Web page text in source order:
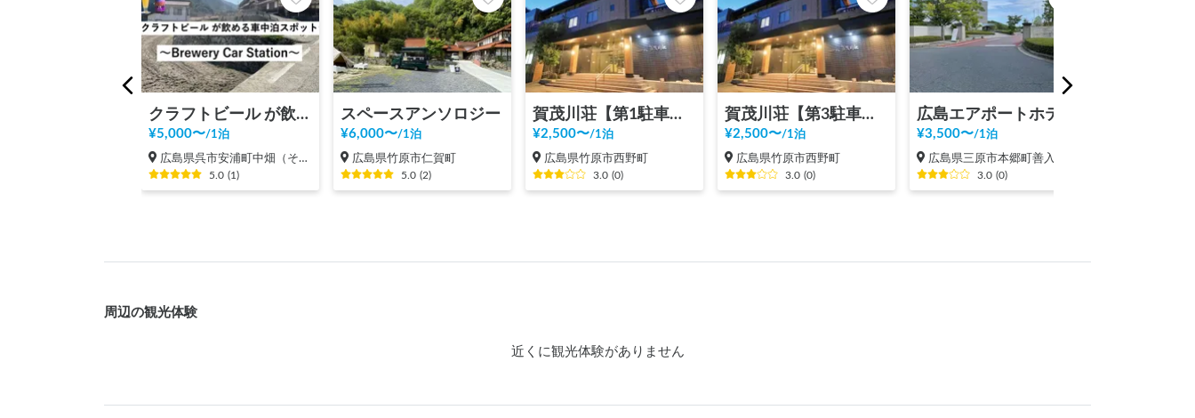
クラフトビール が飲める車中泊スポット🍻-Brewery Car Station
¥5,000〜/1泊
広島県呉市安浦町中畑（その他）
5.0 (1)
スペースアンソロジー
¥6,000〜/1泊
広島県竹原市仁賀町
5.0 (2)
賀茂川荘【第1駐車場・電源無し】ご予約の方はフロントへお越しください
¥2,500〜/1泊
広島県竹原市西野町
3.0 (0)
賀茂川荘【第3駐車場・電源あり】
¥2,500〜/1泊
広島県竹原市西野町
3.0 (0)
広島エアポートホテル
¥3,500〜/1泊
広島県三原市本郷町善入寺
3.0 (0)
周辺の観光体験
近くに観光体験がありません